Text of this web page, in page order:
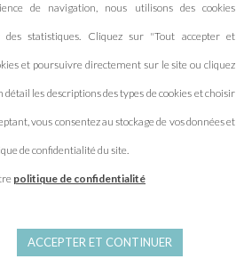
d’histoire.
encore et nous rejoignons la
célèbres grottes de Lascaux !
de navigation, nous utilisons des cookies
des statistiques. Cliquez sur "Tout accepter et
et poursuivre directement sur le site ou cliquez
les descriptions des types de cookies et choisir
vous consentez au stockage de vos données et
de confidentialité du site.
politique de confidentialité
ACCEPTER ET CONTINUER